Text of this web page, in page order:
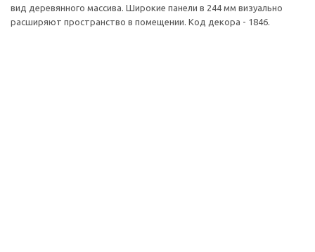
вид деревянного массива. Широкие панели в 244 мм визуально
расширяют пространство в помещении. Код декора - 1846.